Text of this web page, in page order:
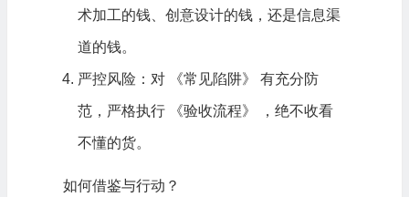
术加工的钱、创意设计的钱，还是信息渠
道的钱。
严控风险：对 《常见陷阱》 有充分防
范，严格执行 《验收流程》 ，绝不收看
不懂的货。
如何借鉴与行动？